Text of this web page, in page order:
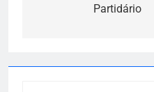
Partidário